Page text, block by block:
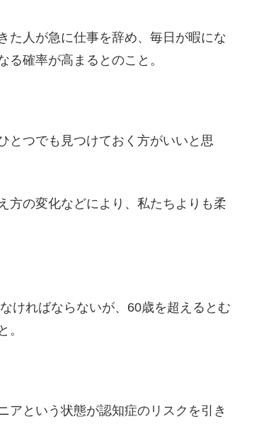
た人が急に仕事を辞め、毎日が暇にな
確率が高まるとのこと。
とつでも見つけておく方がいいと思
方の変化などにより、私たちよりも柔
ければならないが、60歳を超えるとむ
。
アという状態が認知症のリスクを引き